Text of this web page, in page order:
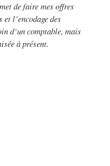
de faire mes offres
l’encodage des
d’un comptable, mais
à présent.